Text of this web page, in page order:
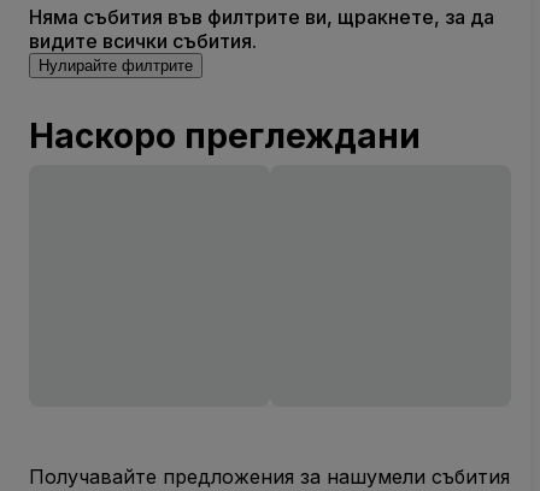
Няма събития във филтрите ви, щракнете, за да
видите всички събития.
Нулирайте филтрите
Наскоро преглеждани
Получавайте предложения за нашумели събития